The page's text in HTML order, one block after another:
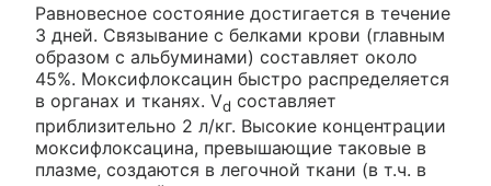
Равновесное состояние достигается в течение
3 дней. Связывание с белками крови (главным
образом с альбуминами) составляет около
45%. Моксифлоксацин быстро распределяется
в органах и тканях. Vd составляет
приблизительно 2 л/кг. Высокие концентрации
моксифлоксацина, превышающие таковые в
плазме, создаются в легочной ткани (в т.ч. в